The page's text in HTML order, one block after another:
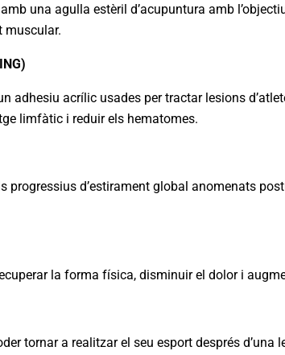
una agulla estèril d’acupuntura amb
muscular.
adhesiu acrílic usades per tractar lesions
limfàtic i reduir els hematomes.
progressius d’estirament global anomenats
la forma física, disminuir el dolor i
tornar a realitzar el seu esport després